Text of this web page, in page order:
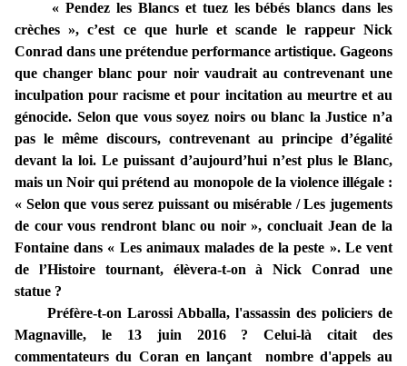
« Pendez les Blancs et tuez les bébés blancs dans les
crèches », c’est ce que hurle et scande le rappeur Nick
Conrad dans une prétendue performance artistique. Gageons
que changer blanc pour noir vaudrait au contrevenant une
inculpation pour racisme et pour incitation au meurtre et au
génocide. Selon que vous soyez noirs ou blanc la Justice n’a
pas le même discours, contrevenant au principe d’égalité
devant la loi. Le puissant d’aujourd’hui n’est plus le Blanc,
mais un Noir qui prétend au monopole de la violence illégale :
« Selon que vous serez puissant ou misérable / Les jugements
de cour vous rendront blanc ou noir », concluait Jean de la
Fontaine dans « Les animaux malades de la peste ». Le vent
de l’Histoire tournant, élèvera-t-on à Nick Conrad une
statue ?
Préfère-t-on Larossi Abballa, l'assassin des policiers de
Magnaville, le 13 juin 2016 ? Celui-là citait des
commentateurs du Coran en lançant nombre d'appels au